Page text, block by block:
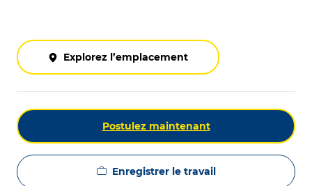
Explorez l’emplacement
Postulez maintenant
Enregistrer le travail